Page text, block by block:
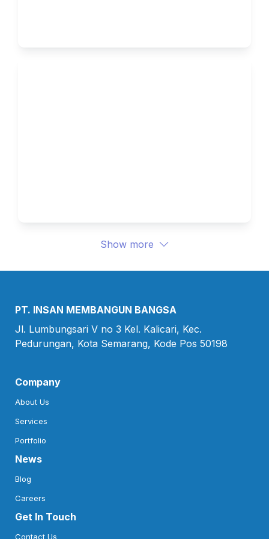
Show more
PT. INSAN MEMBANGUN BANGSA
Jl. Lumbungsari V no 3 Kel. Kalicari, Kec.
Pedurungan, Kota Semarang, Kode Pos 50198
Company
About Us
Services
Portfolio
News
Blog
Careers
Get In Touch
Contact Us